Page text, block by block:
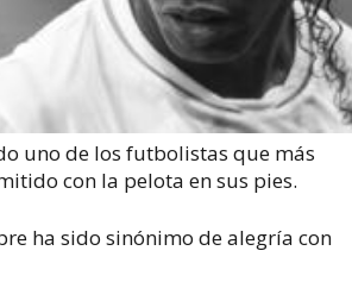
uno de los futbolistas que más
con la pelota en sus pies.
ha sido sinónimo de alegría con